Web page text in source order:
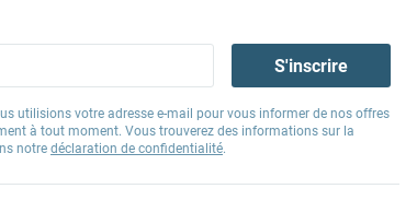
S'inscrire
utilisions votre adresse e-mail pour vous informer de nos offres
à tout moment. Vous trouverez des informations sur la
notre déclaration de confidentialité.